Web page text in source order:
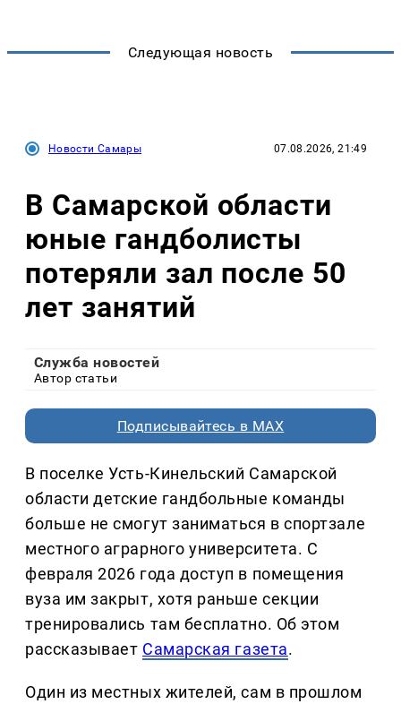
Следующая новость
Новости Самары 07.08.2026, 21:49
В Самарской области
юные гандболисты
потеряли зал после 50
лет занятий
Служба новостей
Автор статьи
Подписывайтесь в MAX
В поселке Усть-Кинельский Самарской
области детские гандбольные команды
больше не смогут заниматься в спортзале
местного аграрного университета. С
февраля 2026 года доступ в помещения
вуза им закрыт, хотя раньше секции
тренировались там бесплатно. Об этом
рассказывает Самарская газета.
Один из местных жителей, сам в прошлом